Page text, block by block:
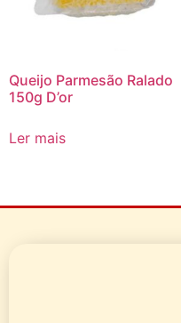
Queijo Parmesão Ralado
150g D’or
Ler mais